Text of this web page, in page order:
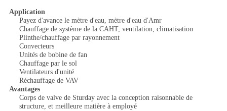
Application
Payez d'avance le mètre d'eau, mètre d'eau d'Amr
Chauffage de système de la CAHT, ventilation, climatisation
Plinthe/chauffage par rayonnement
Convecteurs
Unités de bobine de fan
Chauffage par le sol
Ventilateurs d'unité
Réchauffage de VAV
Avantages
Corps de valve de Sturday avec la conception raisonnable de
structure, et meilleure matière à employé